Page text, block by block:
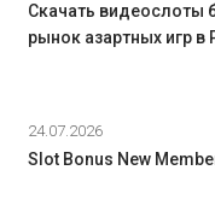
Скачать видеослоты
рынок азартных игр в
24.07.2026
Slot Bonus New